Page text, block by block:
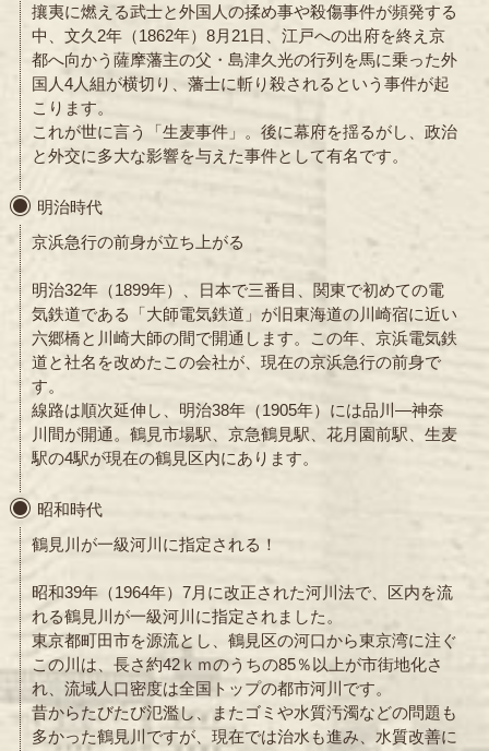
攘夷に燃える武士と外国人の揉め事や殺傷事件が頻発する
中、文久2年（1862年）8月21日、江戸への出府を終え京
都へ向かう薩摩藩主の父・島津久光の行列を馬に乗った外
国人4人組が横切り、藩士に斬り殺されるという事件が起
こります。
これが世に言う「生麦事件」。後に幕府を揺るがし、政治
と外交に多大な影響を与えた事件として有名です。
明治時代
京浜急行の前身が立ち上がる
明治32年（1899年）、日本で三番目、関東で初めての電
気鉄道である「大師電気鉄道」が旧東海道の川崎宿に近い
六郷橋と川崎大師の間で開通します。この年、京浜電気鉄
道と社名を改めたこの会社が、現在の京浜急行の前身で
す。
線路は順次延伸し、明治38年（1905年）には品川―神奈
川間が開通。鶴見市場駅、京急鶴見駅、花月園前駅、生麦
駅の4駅が現在の鶴見区内にあります。
昭和時代
鶴見川が一級河川に指定される！
昭和39年（1964年）7月に改正された河川法で、区内を流
れる鶴見川が一級河川に指定されました。
東京都町田市を源流とし、鶴見区の河口から東京湾に注ぐ
この川は、長さ約42ｋｍのうちの85％以上が市街地化さ
れ、流域人口密度は全国トップの都市河川です。
昔からたびたび氾濫し、またゴミや水質汚濁などの問題も
多かった鶴見川ですが、現在では治水も進み、水質改善に